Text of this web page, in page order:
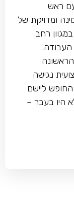
ראש
ומדויקת של
רחב
העבודה.
הראשונה
נגישה
ליישם
היו בעבר –